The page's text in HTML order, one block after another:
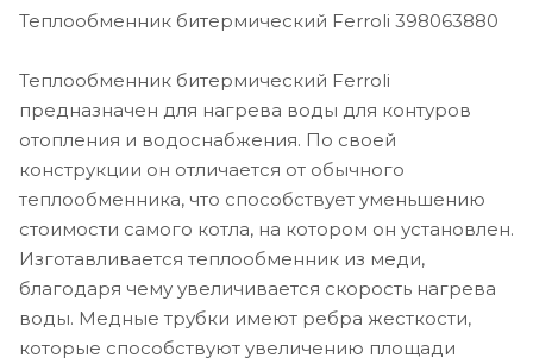
Теплообменник битермический Ferroli 398063880
Теплообменник битермический Ferroli
предназначен для нагрева воды для контуров
отопления и водоснабжения. По своей
конструкции он отличается от обычного
теплообменника, что способствует уменьшению
стоимости самого котла, на котором он установлен.
Изготавливается теплообменник из меди,
благодаря чему увеличивается скорость нагрева
воды. Медные трубки имеют ребра жесткости,
которые способствуют увеличению площади